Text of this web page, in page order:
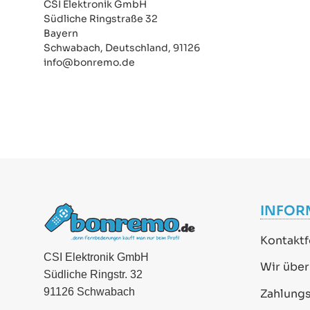
CSI Elektronik GmbH
Südliche Ringstraße 32
Bayern
Schwabach, Deutschland, 91126
info@bonremo.de
CSI Elektronik GmbH
Südliche Ringstr. 32
91126 Schwabach
Wir